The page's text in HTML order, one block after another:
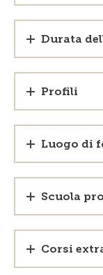
Durata
Profili
Luogo di
Scuola
Corsi